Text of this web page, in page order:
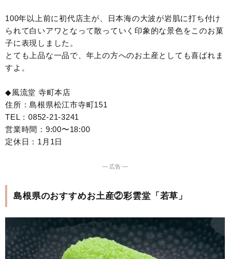
100年以上前に初代店主が、日本海の大波が岩肌に打ち付け
られて白いアワとなって散っていく印象的な景色をこのお菓
子に表現しました。
とても上品な一品で、年上の方へのお土産としても喜ばれま
すよ。
◆風流堂 寺町本店
住所：島根県松江市寺町151
TEL：0852-21-3241
営業時間：9:00〜18:00
定休日：1月1日
― 広告 ―
島根県のおすすめお土産②彩雲堂「若草」